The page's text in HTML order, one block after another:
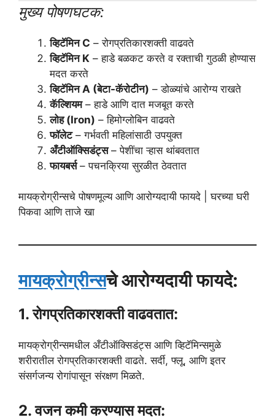
मुख्य पोषणघटक:
व्हिटॅमिन C – रोगप्रतिकारशक्ती वाढवते
व्हिटॅमिन K – हाडे बळकट करते व रक्ताची गुठळी होण्यास
मदत करते
व्हिटॅमिन A (बेटा-कॅरोटीन) – डोळ्यांचे आरोग्य राखते
कॅल्शियम– हाडे आणि दात मजबूत करते
लोह (Iron) – हिमोग्लोबिन वाढवते
फॉलेट– गर्भवती महिलांसाठी उपयुक्त
अँटीऑक्सिडंट्स– पेशींचा ऱ्हास थांबवतात
फायबर्स– पचनक्रिया सुरळीत ठेवतात
मायक्रोग्रीन्सचे पोषणमूल्य आणि आरोग्यदायी फायदे | घरच्या घरी
पिकवा आणि ताजे खा
मायक्रोग्रीन्सचे आरोग्यदायी फायदे:
1. रोगप्रतिकारशक्ती वाढवतात:
मायक्रोग्रीन्समधील अँटीऑक्सिडंट्स आणि व्हिटॅमिन्समुळे
शरीरातील रोगप्रतिकारशक्ती वाढते. सर्दी, फ्लू, आणि इतर
संसर्गजन्य रोगांपासून संरक्षण मिळते.
2. वजन कमी करण्यास मदत: